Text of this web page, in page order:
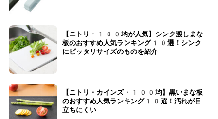
【ニトリ・100均が人気】シンク渡しまな
板のおすすめ人気ランキング10選！シンク
にピッタリサイズのものを紹介
【ニトリ・カインズ・100均】黒いまな板
のおすすめ人気ランキング10選！汚れが目
立ちにくい